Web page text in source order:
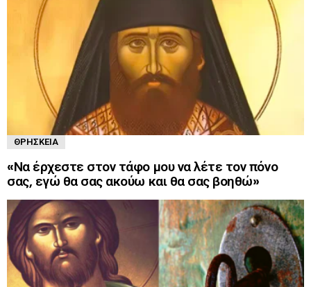
ΘΡΗΣΚΕΊΑ
«Να έρχεστε στον τάφο μου να λέτε τον πόνο
σας, εγώ θα σας ακούω και θα σας βοηθώ»